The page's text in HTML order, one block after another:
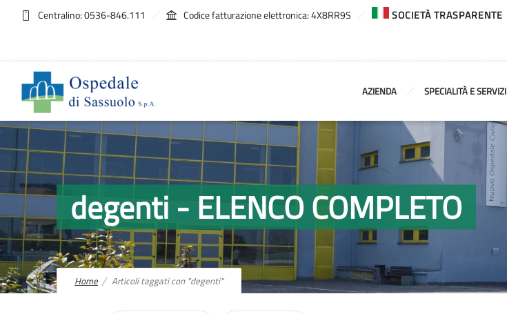
Centralino: 0536-846.111 Codice fatturazione elettronica: 4X8RR9S SOCIETÀ TRASPARENTE
AZIENDA SPECIALITÀ E SERVIZI
degenti - ELENCO COMPLETO
Home Articoli taggati con "degenti"